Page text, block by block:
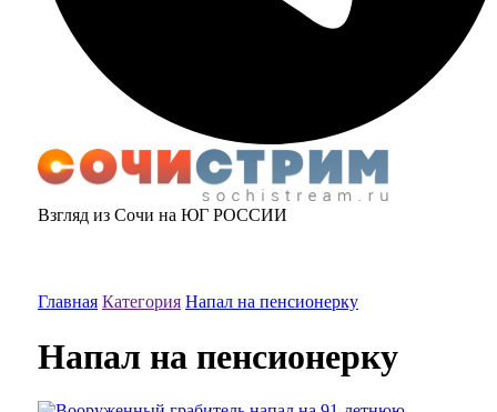
Взгляд из Сочи на ЮГ РОССИИ
Главная Категория Напал на пенсионерку
Напал на пенсионерку